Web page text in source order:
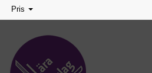
Toggle
navigation
Pris